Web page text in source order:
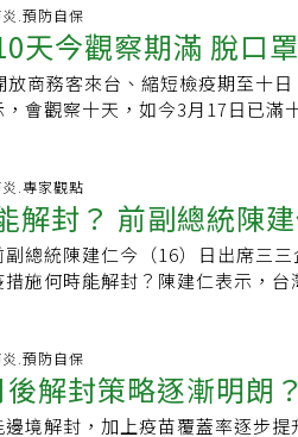
很大的人力、物力、財力來醫治
令人扼腕。英國期刊「重症醫學
因感染抗藥性細菌，出現敗血症的
細菌於體內倍增，致死率將提
德表示，若專案引進，則須要經過
新冠疫情教會我們很多事情，很
須求，應該用更彈性的政策鼓勵
藥性產生得快，導致藥廠研發
出獎勵研發的方案。邱政洵指
問題又將加劇。「對於藥廠來說
。」邱政洵說，藥廠研發抗生
治療等藥價高、患者用藥期程長
三成八之間，與香港相較，比率
千六百多人未打疫苗，而打滿三
議精準快篩，尤其未接種疫苗者快
者族群發生率為百分之五，未
等三類族群的快篩檢測感染機率
將入境檢疫天數從10天再縮短至7
COVID-19疫苗第3劑涵蓋率高
成，是否可能影響邊境解封時程
的，不過若要再進一步開放到5
）邀請多名外賓參與，並採專
並未採檢，恐成防疫破口；指揮
解釋，此案共有2封公文，第1封提
再採檢，指揮中心允准了；第2
在他看來這2種方式都可以，只
會評估是否再解封。針對目前醫
市、新北市、桃園市及高雄市等
疫情穩定，是否在1至2周內開放部
日將開會討論，討論出結果後
今中午12點截止，此次提供100萬
詢問，松山機場觀景台已開放，
場管制措施尊重交通部決定，若
.預防自保
天今觀察期滿 脫口
放商務客來台、縮短檢疫期至十
會觀察十天，如今3月17日已滿
下一步解封關鍵和觀察指標，包
能力等，也會觀察完成十天解封
區是否有影響也是重要觀察點。今
是否也會一併退場。陳時中表
沒必要。但國內現在準備開放
.專家觀點
解封？ 前副總統陳
總統陳建仁今（16）日出席三
施何時能解封？陳建仁表示，
地應該就會解封，屆時相信台灣
疫時代的產業創新」專題演講
仁表示，去年新冠疫情蔓延時，
.預防自保
解封策略逐漸明朗
境解封，加上疫苗覆蓋率逐步